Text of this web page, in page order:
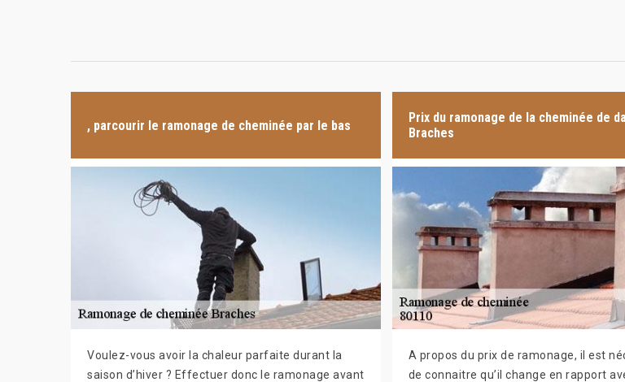
, parcourir le ramonage de cheminée par le bas
Voulez-vous avoir la chaleur parfaite durant la
saison d’hiver ? Effectuer donc le ramonage avant
Prix du ramonage de la cheminée de
Braches
A propos du prix de ramonage, il est
de connaitre qu’il change en rapport